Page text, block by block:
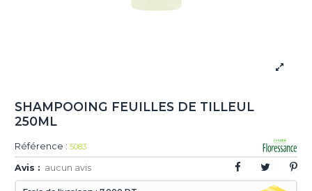
SHAMPOOING FEUILLES DE TILLEUL
250ML
Référence : 5083
Avis : aucun avis